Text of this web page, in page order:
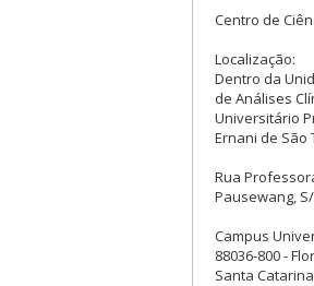
Detecção molecular do
sua aplicabilidade na
triagem do câncer
cervical.
Análise da contribuição
da PCR (Reação em
no cultivo precoce do
Mycobacterium
tuberculosispara um
laboratorial da
tuberculose.
Centro de
Localização:
Dentro da
de Análises
Universitário
Ernani de São
Rua
Pausewang,
Campus
88036-800 -
Santa Catarina